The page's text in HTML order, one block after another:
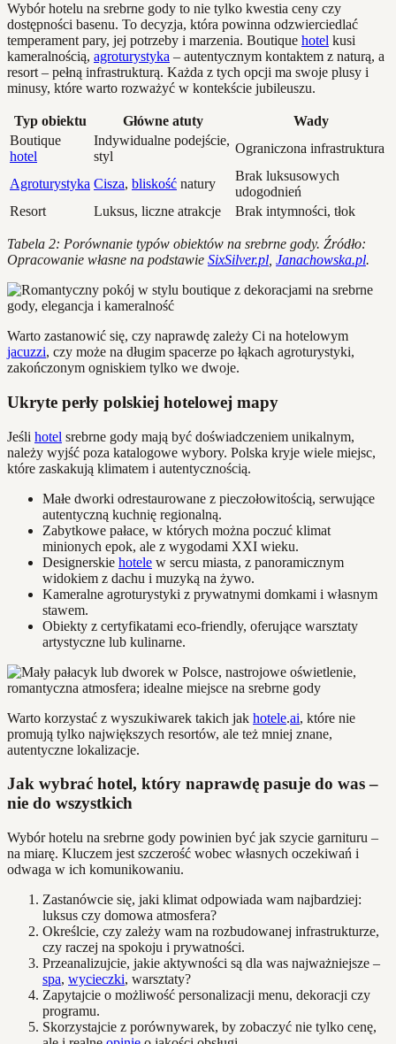
Wybór hotelu na srebrne gody to nie tylko kwestia ceny czy
dostępności basenu. To decyzja, która powinna odzwierciedlać
temperament pary, jej potrzeby i marzenia. Boutique hotel kusi
kameralnością, agroturystyka – autentycznym kontaktem z naturą, a
resort – pełną infrastrukturą. Każda z tych opcji ma swoje plusy i
minusy, które warto rozważyć w kontekście jubileuszu.
Typ obiektu Główne atuty
Wady
Boutique
hotel
Indywidualne podejście,
styl
Ograniczona infrastruktura
Agroturystyka Cisza, bliskość natury
Brak luksusowych
udogodnień
Resort
Luksus, liczne atrakcje Brak intymności, tłok
Tabela 2: Porównanie typów obiektów na srebrne gody. Źródło:
Opracowanie własne na podstawie SixSilver.pl Janachowska.pl.
Warto zastanowić się, czy naprawdę zależy Ci na hotelowym
jacuzzi, czy może na długim spacerze po łąkach agroturystyki,
zakończonym ogniskiem tylko we dwoje.
Ukryte perły polskiej hotelowej mapy
Jeśli hotel srebrne gody mają być doświadczeniem unikalnym,
należy wyjść poza katalogowe wybory. Polska kryje wiele miejsc,
które zaskakują klimatem i autentycznością.
Małe dworki odrestaurowane z pieczołowitością, serwujące
autentyczną kuchnię regionalną.
Zabytkowe pałace, w których można poczuć klimat
minionych epok, ale z wygodami XXI wieku.
Designerskie hotele w sercu miasta, z panoramicznym
widokiem z dachu i muzyką na żywo.
Kameralne agroturystyki z prywatnymi domkami i własnym
stawem.
Obiekty z certyfikatami eco-friendly, oferujące warsztaty
artystyczne lub kulinarne.
Warto korzystać z wyszukiwarek takich jak hotele.ai, które nie
promują tylko największych resortów, ale też mniej znane,
autentyczne lokalizacje.
Jak wybrać hotel, który naprawdę pasuje do was –
nie do wszystkich
Wybór hotelu na srebrne gody powinien być jak szycie garnituru –
na miarę. Kluczem jest szczerość wobec własnych oczekiwań i
odwaga w ich komunikowaniu.
Zastanówcie się, jaki klimat odpowiada wam najbardziej:
luksus czy domowa atmosfera?
Określcie, czy zależy wam na rozbudowanej infrastrukturze,
czy raczej na spokoju i prywatności.
Przeanalizujcie, jakie aktywności są dla was najważniejsze –
spa, wycieczki, warsztaty?
Zapytajcie o możliwość personalizacji menu, dekoracji czy
programu.
Skorzystajcie z porównywarek, by zobaczyć nie tylko cenę,